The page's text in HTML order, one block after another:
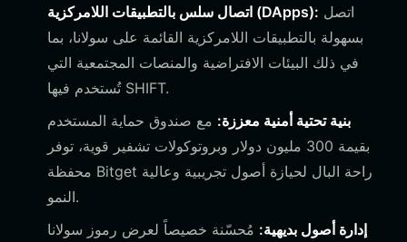
اتصال سلس بالتطبيقات اللامركزية (DApps):
بسهولة بالتطبيقات اللامركزية القائمة على سولانا، بما
في ذلك البيئات الافتراضية والمنصات المجتمعية التي
تُستخدم فيها SHIFT.
بنية تحتية أمنية معززة: مع صندوق حماية المستخدم
بقيمة 300 مليون دولار وبروتوكولات تشفير قوية، توفر
محفظة Bitget راحة البال لحيازة أصول تجريبية وعالية
النمو.
إدارة أصول بديهية: مُحسّنة خصيصاً لعرض رموز سولانا